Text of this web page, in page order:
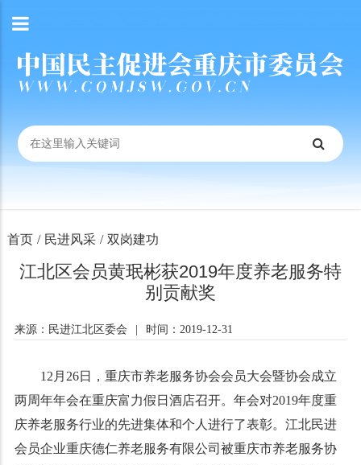
首页 / 民进风采 / 双岗建功
江北区会员黄珉彬获2019年度养老服务特
别贡献奖
来源：民进江北区委会 时间：2019-12-31
12月26日，重庆市养老服务协会会员大会暨协会成立
两周年年会在重庆富力假日酒店召开。 年会对2019年度重
庆养老服务行业的先进集体和个人进行了表彰。江北民进
会员企业重庆德仁养老服务有限公司被重庆市养老服务协